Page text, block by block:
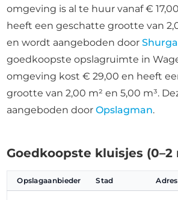
omgeving is al te huur vanaf €
heeft een geschatte grootte van
en wordt aangeboden door
goedkoopste opslagruimte in
omgeving kost € 29,00 en heeft
grootte van 2,00 m² en 5,00 m³.
aangeboden doorOpslagman.
Goedkoopste kluisjes (0–2
Opslagaanbieder Stad Adres